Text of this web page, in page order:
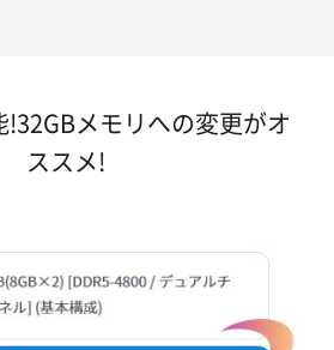
メモリへの変更がオ
ススメ!